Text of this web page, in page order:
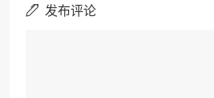
发布评论